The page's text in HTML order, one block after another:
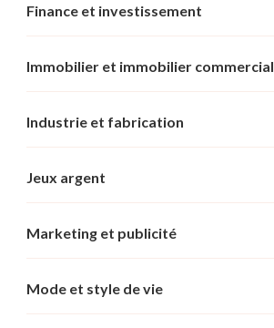
Finance et investissement
Immobilier et immobilier commercial
Industrie et fabrication
Jeux argent
Marketing et publicité
Mode et style de vie